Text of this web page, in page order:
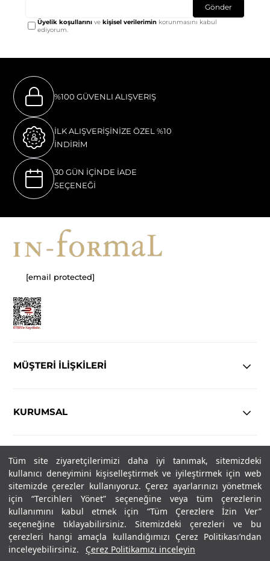
Tüm site ziyaretçilerimizi daha iyi tanımak, sitemizdeki
kullanıcı deneyimini kişiselleştirmek ve iyileştirmek için web
sitemizde çerezler kullanıyoruz. Çerez ayarlarınızı yönetmek
için “Tercihleri Yönet” seçeneğine veya tüm çerezlerin
kullanımını kabul etmek için “Tüm Çerezlere İzin Ver”
seçeneğine tıklayabilirsiniz. Sitemizdeki çerezleri ve bu
çerezleri hangi amaçla kullandığımızı Çerez Politikası’ndan
inceleyebilirsiniz.
Çerez Politikamızı inceleyin
Gönder
Üyelik koşullarını vekişisel verilerimin korunmasını kabul
ediyorum.
%100 GÜVENLI ALIŞVERIŞ
İLK ALIŞVERİŞİNİZE ÖZEL %10
İNDİRİM
30 GÜN İÇİNDE İADE
SEÇENEĞİ
[email protected]
MÜŞTERİ İLİŞKİLERİ
KURUMSAL
YASAL
Copyright© 2025 IN-FORMAL Tüm hakları saklıdır.
SOSYAL MEDYA